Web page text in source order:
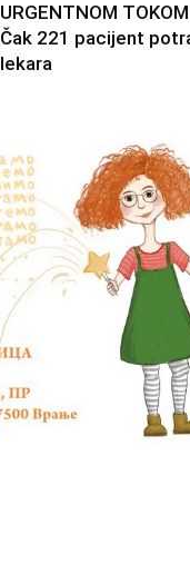
URGENTNOM
Čak 221 pacijent
lekara